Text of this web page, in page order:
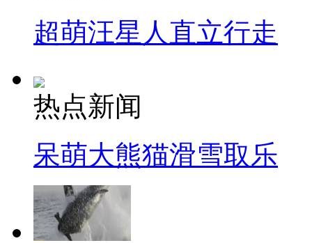
超萌汪星人直立行走
热点新闻
呆萌大熊猫滑雪取乐